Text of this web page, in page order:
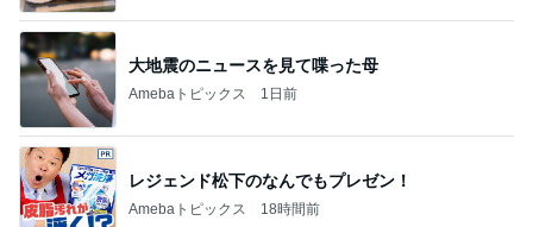
レジェンド松下のなんでもプレゼン！
Amebaトピックス 18時間前
可愛すぎて我慢できなかった新作
Amebaトピックス 11時間前